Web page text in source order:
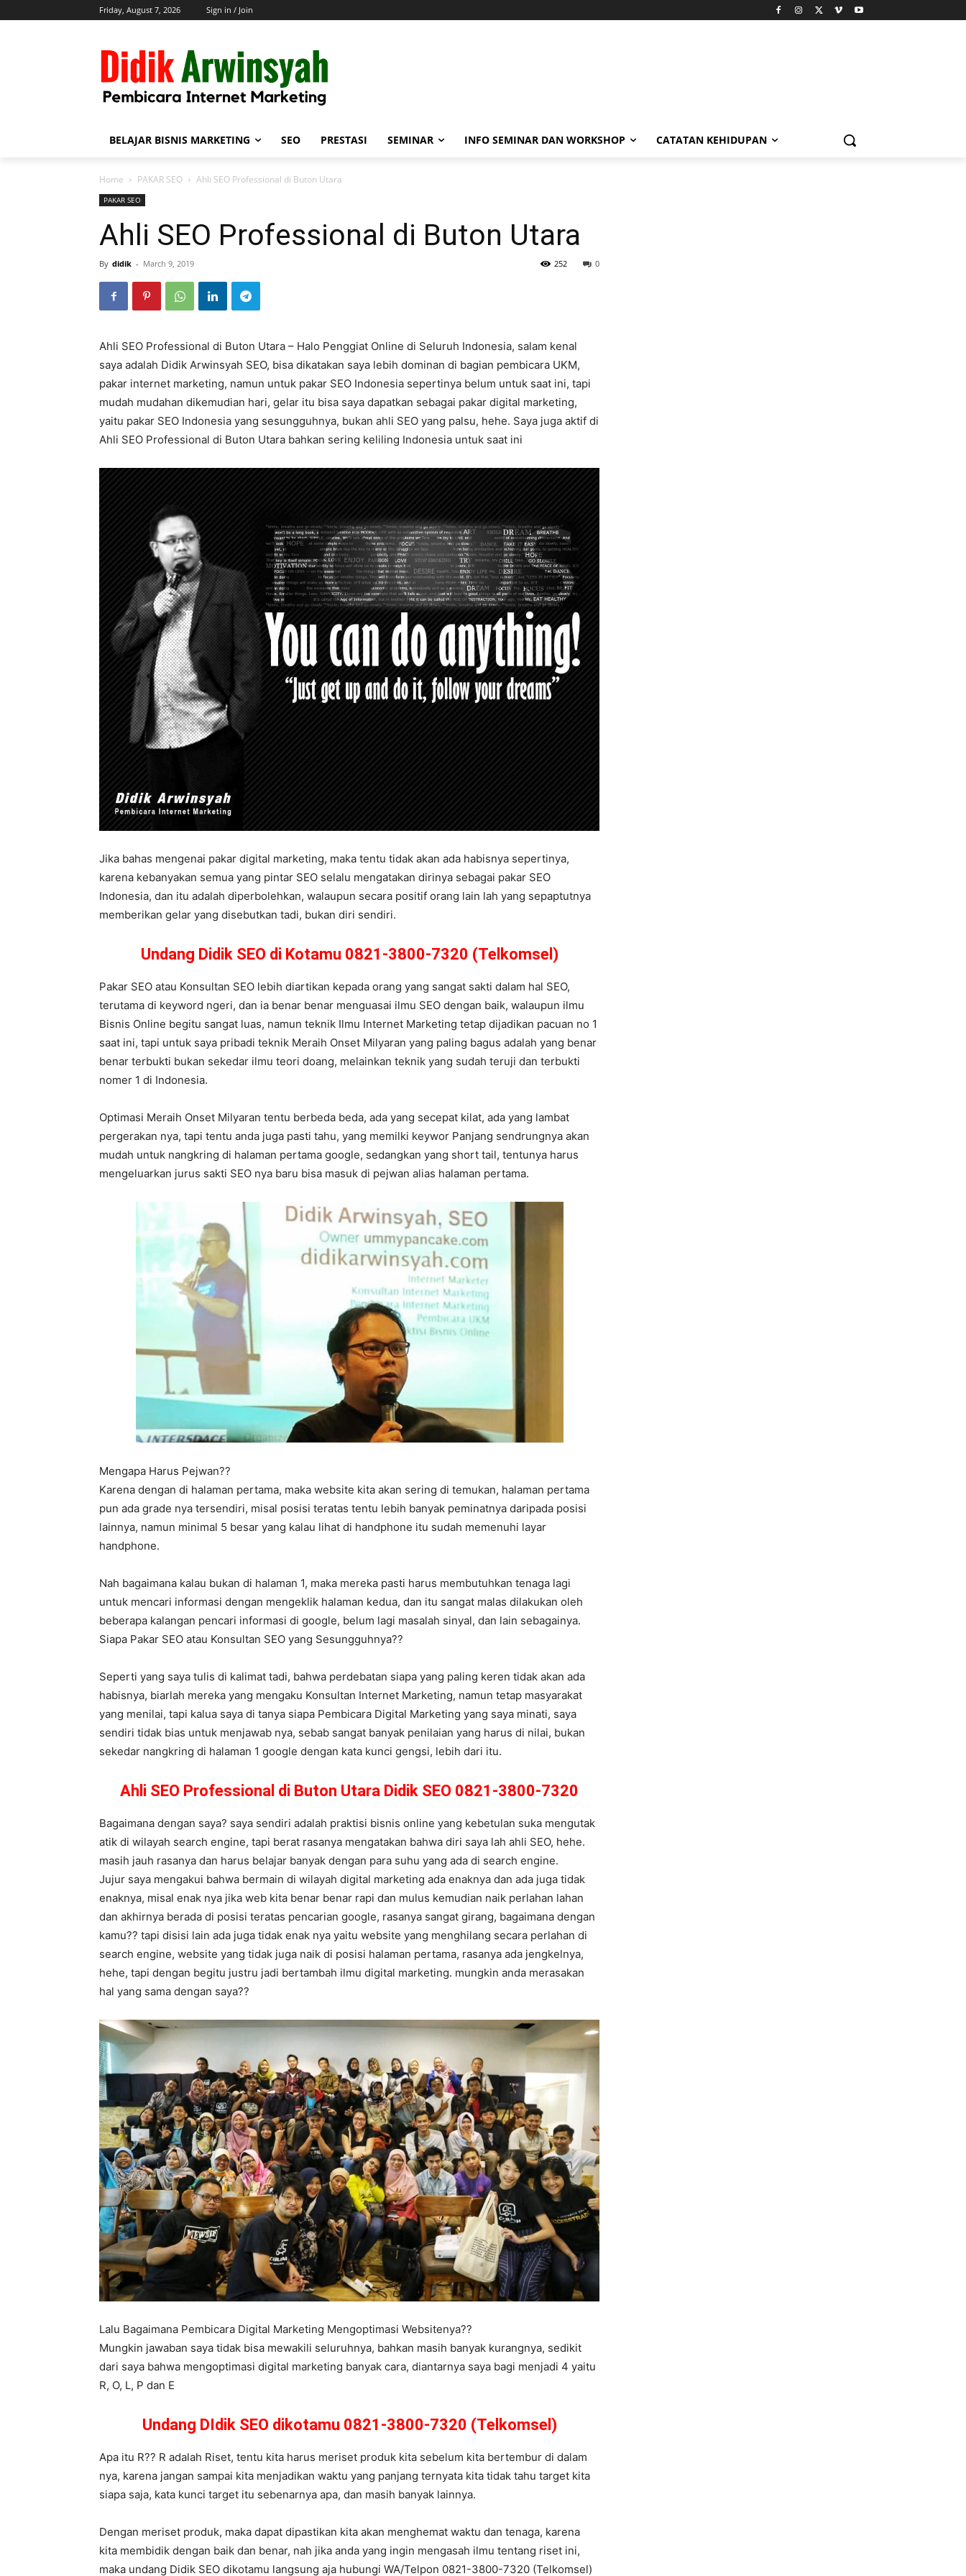
Friday, August 7, 2026 Sign in / Join
BELAJAR BISNIS MARKETING SEO PRESTASI SEMINAR INFO SEMINAR DAN WORKSHOP CATATAN KEHIDUPAN
Home PAKAR SEO Ahli SEO Professional di Buton Utara
PAKAR SEO
Ahli SEO Professional di Buton Utara
By didik - March 9, 2019 0
252
Ahli SEO Professional di Buton Utara – Halo Penggiat Online di Seluruh Indonesia, salam kenal
saya adalah Didik Arwinsyah SEO, bisa dikatakan saya lebih dominan di bagian pembicara UKM,
pakar internet marketing, namun untuk pakar SEO Indonesia sepertinya belum untuk saat ini, tapi
mudah mudahan dikemudian hari, gelar itu bisa saya dapatkan sebagai pakar digital marketing,
yaitu pakar SEO Indonesia yang sesungguhnya, bukan ahli SEO yang palsu, hehe. Saya juga aktif di
Ahli SEO Professional di Buton Utara bahkan sering keliling Indonesia untuk saat ini
Jika bahas mengenai pakar digital marketing, maka tentu tidak akan ada habisnya sepertinya,
karena kebanyakan semua yang pintar SEO selalu mengatakan dirinya sebagai pakar SEO
Indonesia, dan itu adalah diperbolehkan, walaupun secara positif orang lain lah yang sepaptutnya
memberikan gelar yang disebutkan tadi, bukan diri sendiri.
Undang Didik SEO di Kotamu 0821-3800-7320 (Telkomsel)
Pakar SEO atau Konsultan SEO lebih diartikan kepada orang yang sangat sakti dalam hal SEO,
terutama di keyword ngeri, dan ia benar benar menguasai ilmu SEO dengan baik, walaupun ilmu
Bisnis Online begitu sangat luas, namun teknik Ilmu Internet Marketing tetap dijadikan pacuan no 1
saat ini, tapi untuk saya pribadi teknik Meraih Onset Milyaran yang paling bagus adalah yang benar
benar terbukti bukan sekedar ilmu teori doang, melainkan teknik yang sudah teruji dan terbukti
nomer 1 di Indonesia.
Optimasi Meraih Onset Milyaran tentu berbeda beda, ada yang secepat kilat, ada yang lambat
pergerakan nya, tapi tentu anda juga pasti tahu, yang memilki keywor Panjang sendrungnya akan
mudah untuk nangkring di halaman pertama google, sedangkan yang short tail, tentunya harus
mengeluarkan jurus sakti SEO nya baru bisa masuk di pejwan alias halaman pertama.
Mengapa Harus Pejwan??
Karena dengan di halaman pertama, maka website kita akan sering di temukan, halaman pertama
pun ada grade nya tersendiri, misal posisi teratas tentu lebih banyak peminatnya daripada posisi
lainnya, namun minimal 5 besar yang kalau lihat di handphone itu sudah memenuhi layar
handphone.
Nah bagaimana kalau bukan di halaman 1, maka mereka pasti harus membutuhkan tenaga lagi
untuk mencari informasi dengan mengeklik halaman kedua, dan itu sangat malas dilakukan oleh
beberapa kalangan pencari informasi di google, belum lagi masalah sinyal, dan lain sebagainya.
Siapa Pakar SEO atau Konsultan SEO yang Sesungguhnya??
Seperti yang saya tulis di kalimat tadi, bahwa perdebatan siapa yang paling keren tidak akan ada
habisnya, biarlah mereka yang mengaku Konsultan Internet Marketing, namun tetap masyarakat
yang menilai, tapi kalua saya di tanya siapa Pembicara Digital Marketing yang saya minati, saya
sendiri tidak bias untuk menjawab nya, sebab sangat banyak penilaian yang harus di nilai, bukan
sekedar nangkring di halaman 1 google dengan kata kunci gengsi, lebih dari itu.
Ahli SEO Professional di Buton Utara Didik SEO 0821-3800-7320
Bagaimana dengan saya? saya sendiri adalah praktisi bisnis online yang kebetulan suka mengutak
atik di wilayah search engine, tapi berat rasanya mengatakan bahwa diri saya lah ahli SEO, hehe.
masih jauh rasanya dan harus belajar banyak dengan para suhu yang ada di search engine.
Jujur saya mengakui bahwa bermain di wilayah digital marketing ada enaknya dan ada juga tidak
enaknya, misal enak nya jika web kita benar benar rapi dan mulus kemudian naik perlahan lahan
dan akhirnya berada di posisi teratas pencarian google, rasanya sangat girang, bagaimana dengan
kamu?? tapi disisi lain ada juga tidak enak nya yaitu website yang menghilang secara perlahan di
search engine, website yang tidak juga naik di posisi halaman pertama, rasanya ada jengkelnya,
hehe, tapi dengan begitu justru jadi bertambah ilmu digital marketing. mungkin anda merasakan
hal yang sama dengan saya??
Lalu Bagaimana Pembicara Digital Marketing Mengoptimasi Websitenya??
Mungkin jawaban saya tidak bisa mewakili seluruhnya, bahkan masih banyak kurangnya, sedikit
dari saya bahwa mengoptimasi digital marketing banyak cara, diantarnya saya bagi menjadi 4 yaitu
R, O, L, P dan E
Undang DIdik SEO dikotamu 0821-3800-7320 (Telkomsel)
Apa itu R?? R adalah Riset, tentu kita harus meriset produk kita sebelum kita bertembur di dalam
nya, karena jangan sampai kita menjadikan waktu yang panjang ternyata kita tidak tahu target kita
siapa saja, kata kunci target itu sebenarnya apa, dan masih banyak lainnya.
Dengan meriset produk, maka dapat dipastikan kita akan menghemat waktu dan tenaga, karena
kita membidik dengan baik dan benar, nah jika anda yang ingin mengasah ilmu tentang riset ini,
maka undang Didik SEO dikotamu langsung aja hubungi WA/Telpon 0821-3800-7320 (Telkomsel)